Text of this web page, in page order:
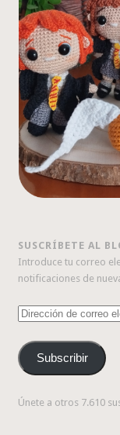
SUSCRÍBETE AL
Introduce tu correo
notificaciones de
Dirección
correo
electrónico
Subscribir
Únete a otros 7.610